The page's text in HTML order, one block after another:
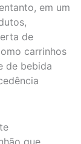
em um
de
carrinhos
de bebida